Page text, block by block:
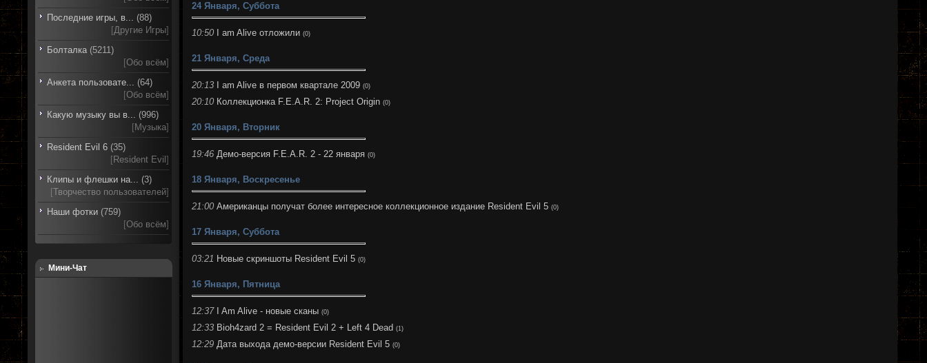
Последние игры, в... (88)
[Другие Игры]
Болталка (5211)
[Обо всём]
Анкета пользовате... (64)
[Обо всём]
Какую музыку вы в... (996)
[Музыка]
Resident Evil 6 (35)
[Resident Evil ]
Клипы и флешки на... (3)
[Творчество пользователей]
Наши фотки (759)
[Обо всём]
Мини-Чат
24 Января, Суббота
10:50 I am Alive отложили (0)
21 Января, Среда
20:13 I am Alive в первом квартале 2009 (0)
20:10 Коллекционка F.E.A.R. 2: Project Origin (0)
20 Января, Вторник
19:46 Демо-версия F.E.A.R. 2 - 22 января (0)
18 Января, Воскресенье
21:00 Американцы получат более интересное коллекционное издание Resident Evil 5 (0)
17 Января, Суббота
03:21 Новые скриншоты Resident Evil 5 (0)
16 Января, Пятница
12:37 I Am Alive - новые сканы (0)
12:33 Bioh4zard 2 = Resident Evil 2 + Left 4 Dead (1)
12:29 Дата выхода демо-версии Resident Evil 5 (0)